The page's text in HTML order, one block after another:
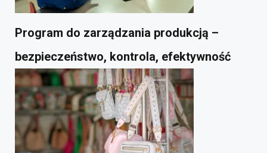
Program do zarządzania produkcją –
bezpieczeństwo, kontrola, efektywność